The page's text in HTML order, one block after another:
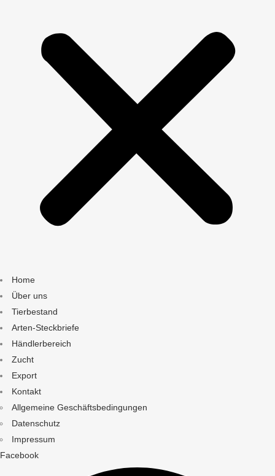
Home
Über uns
Tierbestand
Arten-Steckbriefe
Händlerbereich
Zucht
Export
Kontakt
Allgemeine Geschäftsbedingungen
Datenschutz
Impressum
Facebook